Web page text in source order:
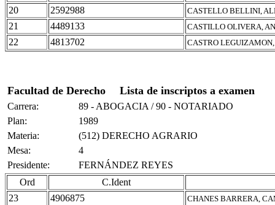
20 2592988 CASTELLO BELLINI,
21 4489133 CASTILLO OLIVERA,
22 4813702 CASTRO
Facultad de Derecho Lista de inscriptos a examen
Carrera:
89 - ABOGACIA / 90 - NOTARIADO
Plan:
1989
Materia:
(512) DERECHO AGRARIO
Mesa:
4
Presidente:
FERNÁNDEZ REYES
Ord
C.Ident
23
4906875 CHANES BARRERA,